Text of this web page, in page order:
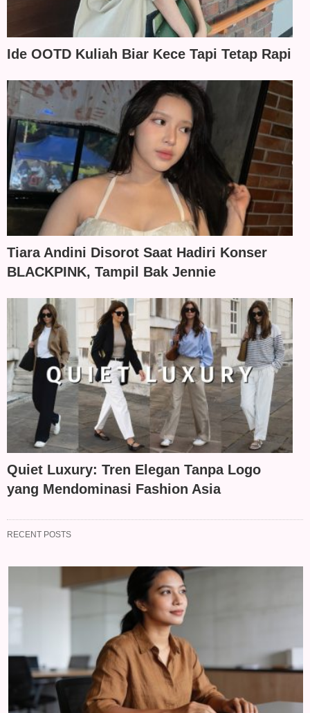
Ide OOTD Kuliah Biar Kece Tapi Tetap Rapi
Tiara Andini Disorot Saat Hadiri Konser
BLACKPINK, Tampil Bak Jennie
Quiet Luxury: Tren Elegan Tanpa Logo
yang Mendominasi Fashion Asia
RECENT POSTS